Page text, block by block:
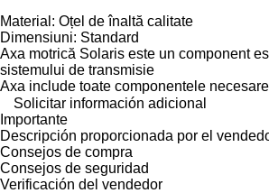
Material: Oțel de înaltă calitate
Dimensiuni: Standard
Axa motrică Solaris este un component
sistemului de transmisie
Axa include toate componentele
Solicitar información adicional
Importante
Descripción proporcionada por el
Consejos de compra
Consejos de seguridad
Verificación del vendedor